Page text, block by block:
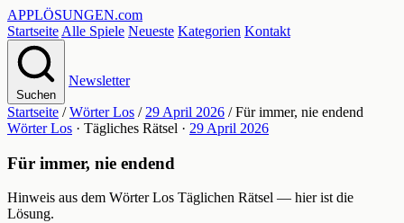
APPLÖSUNGEN.com
Startseite Alle Spiele Neueste Kategorien Kontakt
Suchen
Newsletter
Startseite / Wörter Los / 29 April 2026 / Für immer, nie endend
Wörter Los · Tägliches Rätsel · 29 April 2026
Für immer, nie endend
Hinweis aus dem Wörter Los Täglichen Rätsel — hier ist die
Lösung.